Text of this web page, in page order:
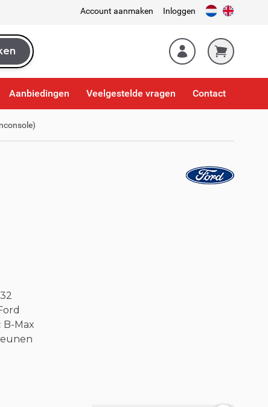
Account aanmaken Inloggen
Aanbiedingen Veelgestelde vragen Contact
B-Max